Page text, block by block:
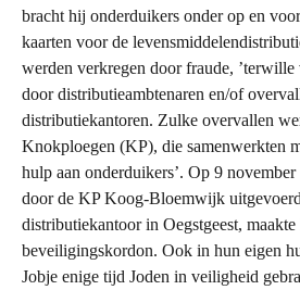
bracht hij onderduikers onder op en
kaarten voor de
werden verkregen door fraude, ’terwille
door distributieambtenaren en/of
distributiekantoren. Zulke overvallen
Knokploegen (KP), die samenwerkten
hulp aan onderduikers’. Op 9
door de KP Koog-Bloemwijk
distributiekantoor in Oegstgeest,
beveiligingskordon. Ook in hun eigen
Jobje enige tijd Joden in veiligheid